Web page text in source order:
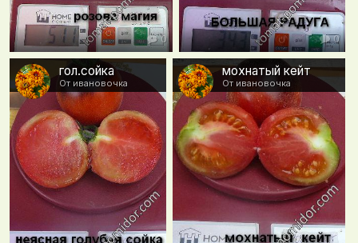
0 0
гол.сойка
От ивановочка
мохнатый кейт
От ивановочка